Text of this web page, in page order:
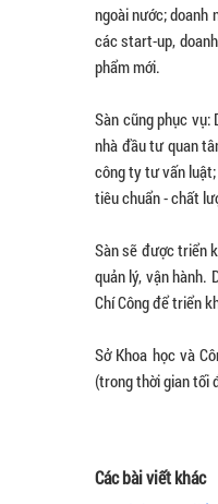
ngoài nước; doanh
các start-up,
phẩm mới.
Sàn cũng phục vụ:
nhà đầu tư quan
công ty tư vấn luật;
tiêu chuẩn - chất
Sàn sẽ được triển
quản lý, vận hành.
Chí Công để triển
Sở Khoa học và
(trong thời gian tối
Các bài viết khác